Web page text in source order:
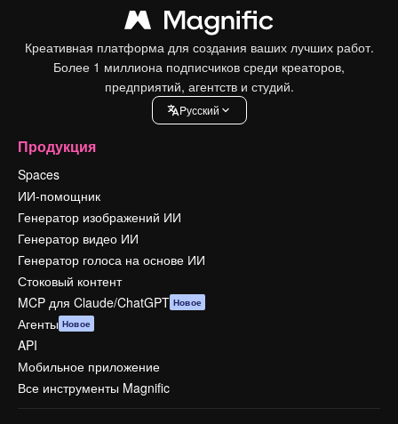
Креативная платформа для создания ваших лучших работ.
Более 1 миллиона подписчиков среди креаторов,
предприятий, агентств и студий.
Pусский
Продукция
Spaces
ИИ-помощник
Генератор изображений ИИ
Генератор видео ИИ
Генератор голоса на основе ИИ
Стоковый контент
MCP для Claude/ChatGPT Новое
Агенты Новое
API
Мобильное приложение
Все инструменты Magnific